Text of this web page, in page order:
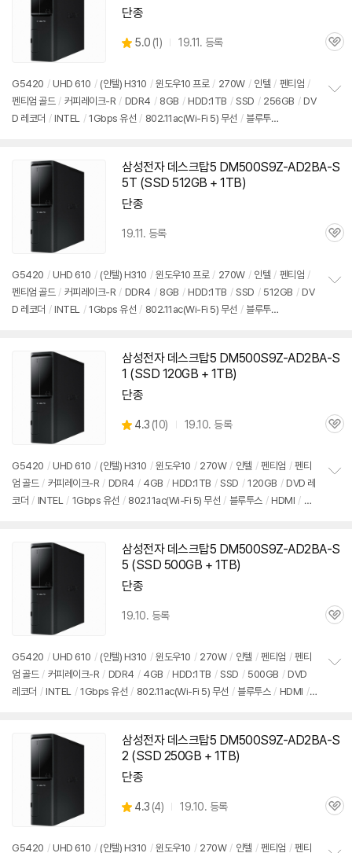
단종
별
5.0 (상
1) 19.11. 등록
관
G5420 / UHD 610 / (인텔) H310 / 윈도우10 프로 / 270W / 인텔 / 펜티엄 /
펜티엄 골드 / 커피레이크-R / DDR4 / 8GB / HDD:1TB / SSD / 256GB / DV
D 레코더 / INTEL / 1Gbps 유선 / 802.11ac(Wi-Fi 5) 무선 / 블루투
기
삼성전자 데스크탑5 DM500S9Z-AD2BA-S
5T (SSD 512GB + 1TB)
단종
19.11. 등록
관
G5420 / UHD 610 / (인텔) H310 / 윈도우10 프로 / 270W / 인텔 / 펜티엄 /
펜티엄 골드 / 커피레이크-R / DDR4 / 8GB / HDD:1TB / SSD / 512GB / DV
D 레코더 / INTEL / 1Gbps 유선 / 802.11ac(Wi-Fi 5) 무선 / 블루투
기
삼성전자 데스크탑5 DM500S9Z-AD2BA-S
1 (SSD 120GB + 1TB)
단종
별
4.3 (상
10) 19.10. 등록
관
G5420 / UHD 610 / (인텔) H310 / 윈도우10 / 270W / 인텔 / 펜티엄 / 펜티
엄 골드 / 커피레이크-R / DDR4 / 4GB / HDD:1TB / SSD / 120GB / DVD 레
코더 / INTEL / 1Gbps 유선 / 802.11ac(Wi-Fi 5) 무선 / 블루투스 / HDMI / D-
기
삼성전자 데스크탑5 DM500S9Z-AD2BA-S
5 (SSD 500GB + 1TB)
단종
19.10. 등록
관
G5420 / UHD 610 / (인텔) H310 / 윈도우10 / 270W / 인텔 / 펜티엄 / 펜티
엄 골드 / 커피레이크-R / DDR4 / 4GB / HDD:1TB / SSD / 500GB / DVD
레코더 / INTEL / 1Gbps 유선 / 802.11ac(Wi-Fi 5) 무선 / 블루투스 / HDMI /
기
삼성전자 데스크탑5 DM500S9Z-AD2BA-S
2 (SSD 250GB + 1TB)
단종
별
4.3 (상
4) 19.10. 등록
관
G5420 / UHD 610 / (인텔) H310 / 윈도우10 / 270W / 인텔 / 펜티엄 / 펜티